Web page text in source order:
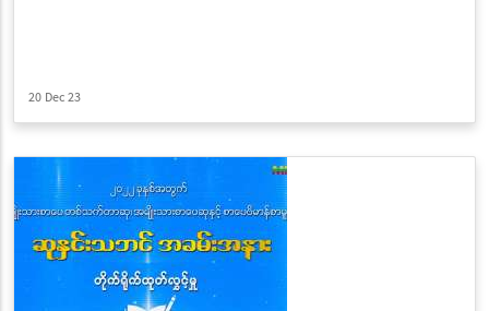
20 Dec 23